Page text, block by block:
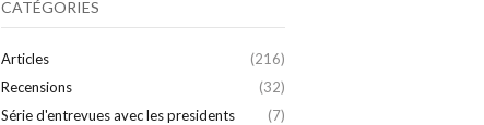
CATÉGORIES
Articles
(216)
Recensions
(32)
Série d'entrevues avec les presidents
(7)